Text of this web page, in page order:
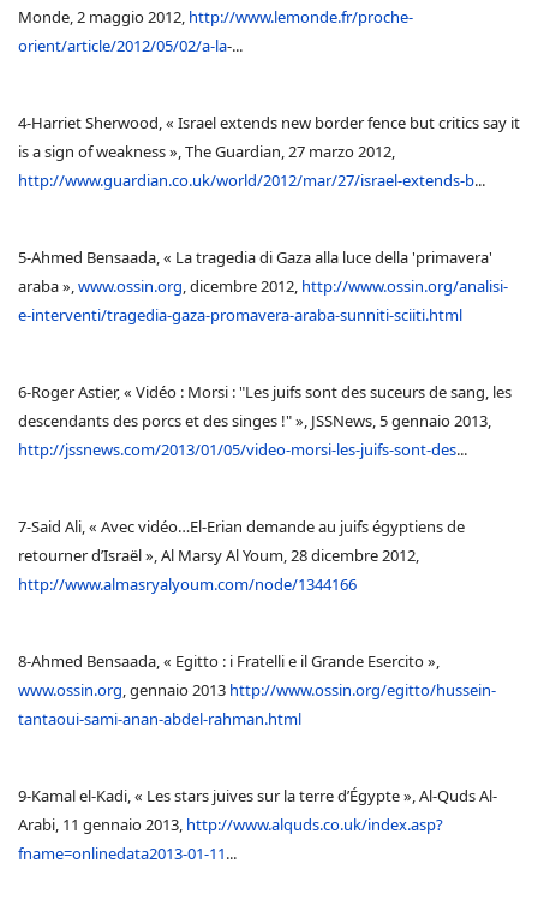
Monde, 2 maggio 2012, http://www.lemonde.fr/proche-
orient/article/2012/05/02/a-la-...
4-Harriet Sherwood, « Israel extends new border fence but critics say it
is a sign of weakness », The Guardian, 27 marzo 2012,
http://www.guardian.co.uk/world/2012/mar/27/israel-extends-b...
5-Ahmed Bensaada, « La tragedia di Gaza alla luce della 'primavera'
araba »,www.ossin.org, dicembre 2012, http://www.ossin.org/analisi-
e-interventi/tragedia-gaza-promavera-araba-sunniti-sciiti.html
6-Roger Astier, « Vidéo : Morsi : "Les juifs sont des suceurs de sang, les
descendants des porcs et des singes !" », JSSNews, 5 gennaio 2013,
http://jssnews.com/2013/01/05/video-morsi-les-juifs-sont-des...
7-Said Ali, « Avec vidéo…El-Erian demande au juifs égyptiens de
retourner d’Israël », Al Marsy Al Youm, 28 dicembre 2012,
http://www.almasryalyoum.com/node/1344166
8-Ahmed Bensaada, « Egitto : i Fratelli e il Grande Esercito »,
www.ossin.org, gennaio 2013 http://www.ossin.org/egitto/hussein-
tantaoui-sami-anan-abdel-rahman.html
9-Kamal el-Kadi, « Les stars juives sur la terre d’Égypte », Al-Quds Al-
Arabi, 11 gennaio 2013, http://www.alquds.co.uk/index.asp?
fname=onlinedata2013-01-11...